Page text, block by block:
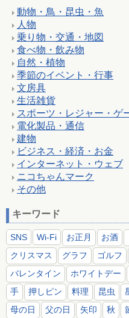
動物・鳥・昆虫・魚
人物
乗り物・交通・地図
食べ物・飲み物
自然・植物
季節のイベント・行事
文房具
生活雑貨
スポーツ・レジャー・ゲ
電化製品・通信
建物
ビジネス・経済・お金
インターネット・ウェブ
ニコちゃんマーク
その他
キーワード
SNS Wi-Fi お正月 お酒
クリスマス
グラフ ゴルフ
バレンタイン
ホワイトデー
手
押しピン 料理 昆虫
母の日
父の日 矢印 秋